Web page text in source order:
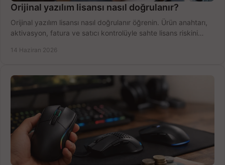
Orijinal yazılım lisansı nasıl doğrulanır?
Orijinal yazılım lisansı nasıl doğrulanır öğrenin. Ürün anahtarı,
aktivasyon, fatura ve satıcı kontrolüyle sahte lisans riskini
14 Haziran 2026